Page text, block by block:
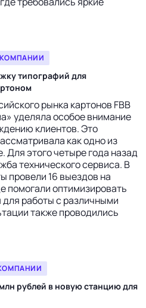
типографий для
рынка картонов FBB
уделяла особое внимание
клиентов. Это
как одно из
Для этого четыре года назад
технического сервиса. В
провели 16 выездов на
помогали оптимизировать
для работы с различными
также проводились
рублей в новую станцию для